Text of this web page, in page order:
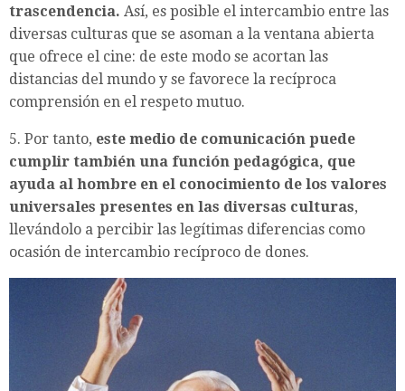
trascendencia. Así, es posible el intercambio entre las
diversas culturas que se asoman a la ventana abierta
que ofrece el cine: de este modo se acortan las
distancias del mundo y se favorece la recíproca
comprensión en el respeto mutuo.
5. Por tanto, este medio de comunicación puede
cumplir también una función pedagógica, que
ayuda al hombre en el conocimiento de los valores
universales presentes en las diversas culturas,
llevándolo a percibir las legítimas diferencias como
ocasión de intercambio recíproco de dones.